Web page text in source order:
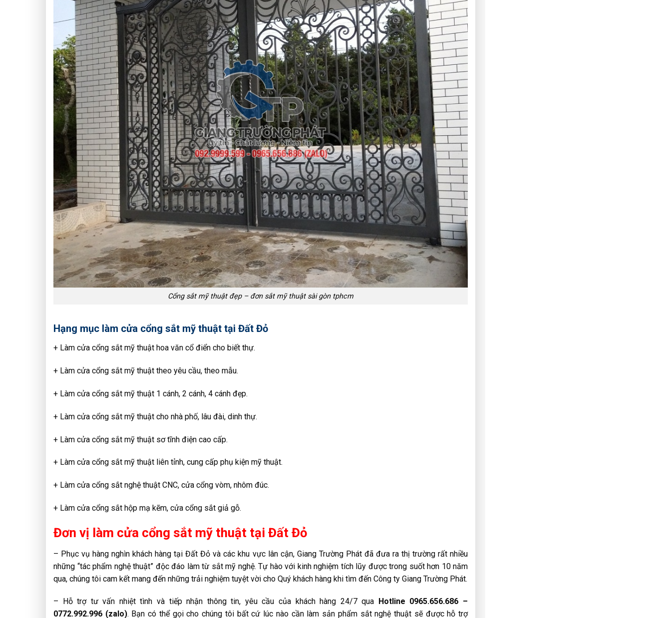
Cổng sắt mỹ thuật đẹp – đơn sắt mỹ thuật sài gòn tphcm
Hạng mục làm cửa cổng sắt mỹ thuật tại Đất Đỏ
+ Làm cửa cổng sắt mỹ thuật hoa văn cổ điển cho biết thự.
+ Làm cửa cổng sắt mỹ thuật theo yêu cầu, theo mẫu.
+ Làm cửa cổng sắt mỹ thuật 1 cánh, 2 cánh, 4 cánh đẹp.
+ Làm cửa cổng sắt mỹ thuật cho nhà phố, lâu đài, dinh thự.
+ Làm cửa cổng sắt mỹ thuật sơ tĩnh điện cao cấp.
+ Làm cửa cổng sắt mỹ thuật liên tỉnh, cung cấp phụ kiện mỹ thuật.
+ Làm cửa cổng sắt nghệ thuật CNC, cửa cổng vòm, nhôm đúc.
+ Làm cửa cổng sắt hộp mạ kẽm, cửa cổng sắt giả gỗ.
Đơn vị làm cửa cổng sắt mỹ thuật tại Đất Đỏ
– Phục vụ hàng nghìn khách hàng tại Đất Đỏ và các khu vực lân cận, Giang Trường Phát đã đưa ra thị trường rất nhiều
những “tác phẩm nghệ thuật” độc đáo làm từ sắt mỹ nghệ. Tự hào với kinh nghiệm tích lũy được trong suốt hơn 10 năm
qua, chúng tôi cam kết mang đến những trải nghiệm tuyệt vời cho Quý khách hàng khi tìm đến Công ty Giang Trường Phát.
– Hỗ trợ tư vấn nhiệt tình và tiếp nhận thông tin, yêu cầu của khách hàng 24/7 qua
Hotline 0965.656.686 –
0772.992.996 (zalo). Bạn có thể gọi cho chúng tôi bất cứ lúc nào cần làm sản phẩm sắt nghệ thuật sẽ được hỗ trợ